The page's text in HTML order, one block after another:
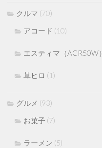
クルマ (70)
アコード (10)
エスティマ（ACR50W）
草ヒロ (1)
グルメ (93)
お菓子 (7)
ラーメン (5)